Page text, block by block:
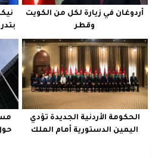
أردوغان في زيارة لكل من الكويت
وقطر
الحكومة الأردنية الجديدة تؤدي
اليمين الدستورية أمام الملك